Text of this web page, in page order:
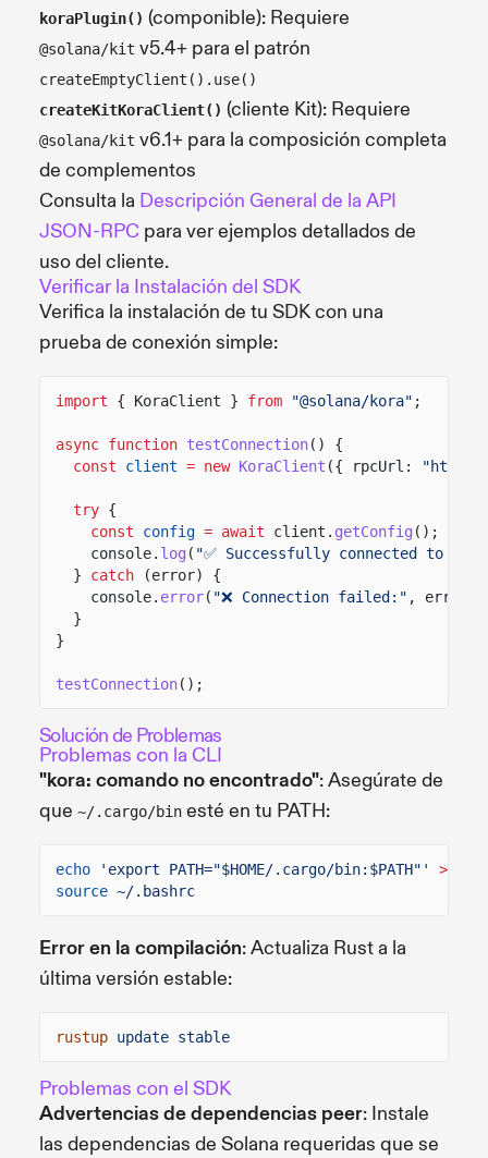
koraPlugin() (componible): Requiere
@solana/kit v5.4+ para el patrón
createEmptyClient().use()
createKitKoraClient() (cliente Kit): Requiere
@solana/kit v6.1+ para la composición completa
de complementos
Consulta la Descripción General de la API
JSON-RPC para ver ejemplos detallados de
uso del cliente.
Verificar la Instalación del SDK
Verifica la instalación de tu SDK con una
prueba de conexión simple:
import { KoraClient } from "@solana/kora" ;
async function testConnection() {
const
client = new KoraClient ({ rpcUrl: "http://
try {
const
config = await client. getConfig ();
console. log ( "✅ Successfully connected to
}
catch
(error) {
console. error( "❌ Connection failed:" ,
}
}
testConnection();
Solución de Problemas
Problemas con la CLI
"kora: comando no encontrado": Asegúrate de
que ~/.cargo/bin esté en tu PATH:
echo 'export PATH="$HOME/.cargo/bin:$PATH"' >>
source ~/.bashrc
Error en la compilación: Actualiza Rust a la
última versión estable:
rustup update stable
Problemas con el SDK
Advertencias de dependencias peer: Instale
las dependencias de Solana requeridas que se